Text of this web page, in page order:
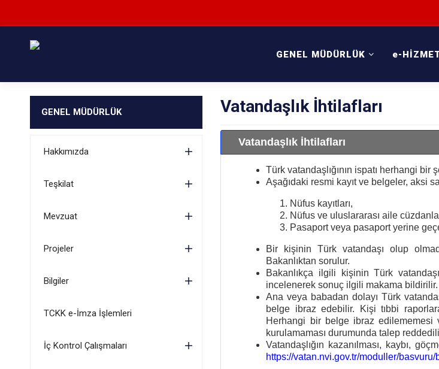
GENEL MÜDÜRLÜK e-
GENEL MÜDÜRLÜK
Hakkımızda
Teşkilat
Mevzuat
Projeler
Bilgiler
TCKK e-İmza İşlemleri
İç Kontrol Çalışmaları
Vatandaşlık İhtilafları
Vatandaşlık İhtilafları
Türk vatandaşlığının ispatı herhangi bir
Aşağıdaki resmi kayıt ve belgeler, aksi
Nüfus kayıtları,
Nüfus ve uluslararası aile
Pasaport veya pasaport yerine
Bir kişinin Türk vatandaşı olup
Bakanlıktan sorulur.
Bakanlıkça ilgili kişinin Türk
incelenerek sonuç ilgili makama bildirilir.
Ana veya babadan dolayı Türk
belge ibraz edebilir. Kişi tıbbi
Herhangi bir belge ibraz
kurulamaması durumunda talep
Vatandaşlığın kazanılması, kaybı,
https://vatan.nvi.gov.tr/moduller/